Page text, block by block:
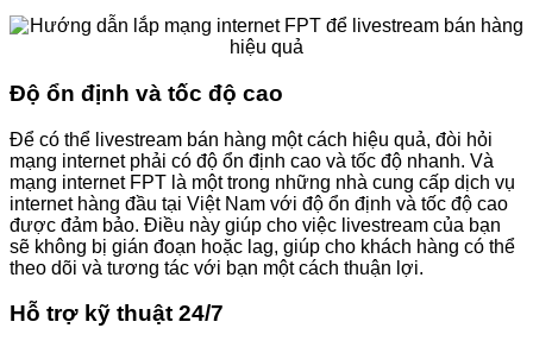
Độ ổn định và tốc độ cao
Để có thể livestream bán hàng một cách hiệu quả, đòi hỏi
mạng internet phải có độ ổn định cao và tốc độ nhanh. Và
mạng internet FPT là một trong những nhà cung cấp dịch vụ
internet hàng đầu tại Việt Nam với độ ổn định và tốc độ cao
được đảm bảo. Điều này giúp cho việc livestream của bạn
sẽ không bị gián đoạn hoặc lag, giúp cho khách hàng có thể
theo dõi và tương tác với bạn một cách thuận lợi.
Hỗ trợ kỹ thuật 24/7